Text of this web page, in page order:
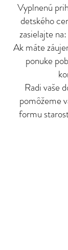
Vyplnenú
detského
zasielajte na:
Ak máte
ponuke
Radi vaše
pomôžeme
formu